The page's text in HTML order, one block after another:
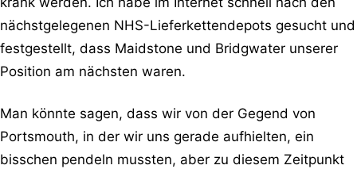
nächstgelegenen NHS-Lieferkettendepots gesucht und
festgestellt, dass Maidstone und Bridgwater unserer
Position am nächsten waren.
Man könnte sagen, dass wir von der Gegend von
Portsmouth, in der wir uns gerade aufhielten, ein
bisschen pendeln mussten, aber zu diesem Zeitpunkt